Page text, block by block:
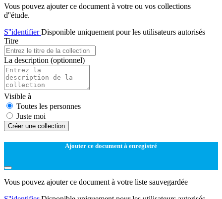
Vous pouvez ajouter ce document à votre ou vos collections
d''étude.
S''identifierDisponible uniquement pour les utilisateurs autorisés
Titre
La description (optionnel)
Visible à
Toutes les personnes
Juste moi
Créer une collection
Ajouter ce document à enregistré
Vous pouvez ajouter ce document à votre liste sauvegardée